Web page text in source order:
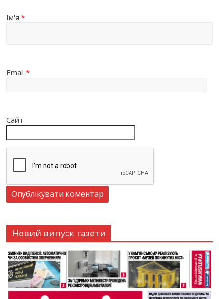
Ім'я*
Email*
Сайт
Новий випуск газети